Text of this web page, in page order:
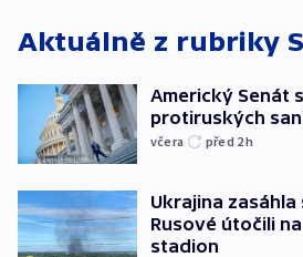
Aktuálně z rubriky
Americký Senát
protiruských
včera před 2h
Ukrajina
Rusové útočili
stadion